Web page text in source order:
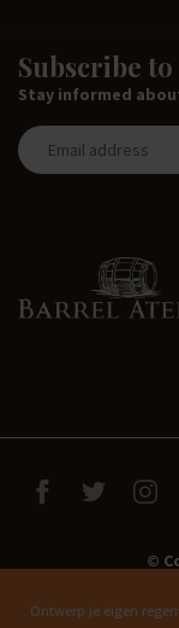
Ontwerp je eigen
Subscribe
Stay informed
©